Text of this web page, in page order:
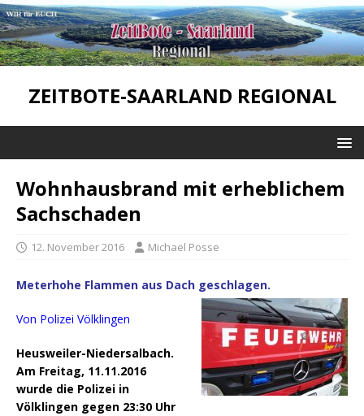
ZEITBOTE-SAARLAND REGIONAL
Wohnhausbrand mit erheblichem
Sachschaden
12. November 2016 Michael Posse
Meterhohe Flammen aus Dach geschlagen.
Von Polizei Völklingen
Heusweiler-Niedersalbach.
Am Freitag, 11.11.2016
wurde die Polizei in
Völklingen gegen 23:30 Uhr